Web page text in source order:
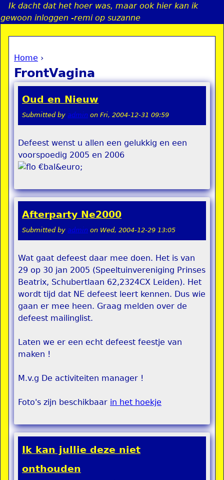
Jump to navigation
Ik dacht dat het hoer was, maar ook hier kan ik
gewoon inloggen -remi op suzanne
You are here
Home ›
FrontVagina
Oud en Nieuw
Submitted by admin on Fri, 2004-12-31 09:59
Defeest wenst u allen een gelukkig en een
voorspoedig 2005 en 2006
€bal&euro;
Afterparty Ne2000
Submitted by admin on Wed, 2004-12-29 13:05
Wat gaat defeest daar mee doen. Het is van
29 op 30 jan 2005 (Speeltuinvereniging Prinses
Beatrix, Schubertlaan 62,2324CX Leiden). Het
wordt tijd dat NE defeest leert kennen. Dus wie
gaan er mee heen. Graag melden over de
defeest mailinglist.
Laten we er een echt defeest feestje van
maken !
M.v.g De activiteiten manager !
Foto's zijn beschikbaar in het hoekje
Ik kan jullie deze niet
onthouden